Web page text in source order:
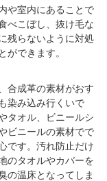
や室内にあることで
べこぼし、抜け毛な
残らないように対処
ができます。
合成革の素材がおす
染み込み行くいで
タオル、ビニールシ
ビニールの素材でで
です。汚れ防止だけ
のタオルやカバーを
の温床となってしま